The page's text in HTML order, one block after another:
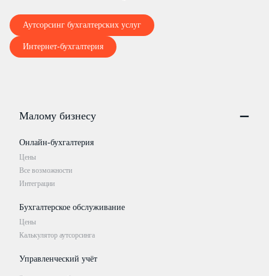
Аутсорсинг бухгалтерских услуг
Интернет-бухгалтерия
Малому бизнесу
Онлайн-бухгалтерия
Цены
Все возможности
Интеграции
Бухгалтерское обслуживание
Цены
Калькулятор аутсорсинга
Управленческий учёт